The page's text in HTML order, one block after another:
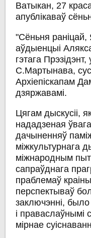
Ватыкан, 27
апублікаваў
"Сёньня
аўдыенцыі
гэтага
С.Мартынава,
Архіепіскапам
дзяржавамі.
Цягам дыскусіі,
нададзеная
дачыненняў
міжкультурнага
міжнародным
сапраўднага
праблемаў
перспектываў
заключэнні, было
і праваслаўнымі
мірнае